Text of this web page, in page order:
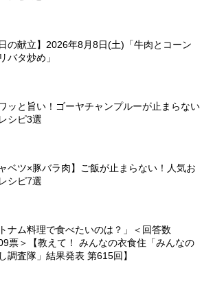
日の献立】2026年8月8日(土)「牛肉とコーン
バタ炒め」
ッと旨い！ゴーヤチャンプルーが止まらない
シピ3選
ャベツ×豚バラ肉】ご飯が止まらない！人気お
シピ7選
トナム料理で食べたいのは？」＜回答数
票＞【教えて！ みんなの衣食住「みんなの
調査隊」結果発表 第615回】